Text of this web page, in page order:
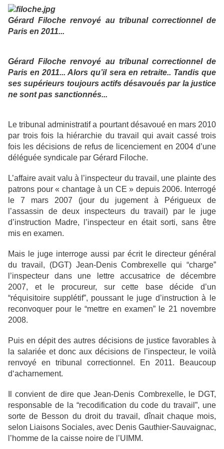
Gérard Filoche renvoyé au tribunal correctionnel de
Paris en 2011...
Gérard Filoche renvoyé au tribunal correctionnel de
Paris en 2011... Alors qu’il sera en retraite.. Tandis que
ses supérieurs toujours actifs désavoués par la justice
ne sont pas sanctionnés...
Le tribunal administratif a pourtant désavoué en mars 2010
par trois fois la hiérarchie du travail qui avait cassé trois
fois les décisions de refus de licenciement en 2004 d’une
déléguée syndicale par Gérard Filoche.
L’affaire avait valu à l’inspecteur du travail, une plainte des
patrons pour « chantage à un CE » depuis 2006. Interrogé
le 7 mars 2007 (jour du jugement à Périgueux de
l’assassin de deux inspecteurs du travail) par le juge
d’instruction Madre, l’inspecteur en était sorti, sans être
mis en examen.
Mais le juge interroge aussi par écrit le directeur général
du travail, (DGT) Jean-Denis Combrexelle qui “charge”
l’inspecteur dans une lettre accusatrice de décembre
2007, et le procureur, sur cette base décide d’un
“réquisitoire supplétif”, poussant le juge d’instruction à le
reconvoquer pour le “mettre en examen” le 21 novembre
2008.
Puis en dépit des autres décisions de justice favorables à
la salariée et donc aux décisions de l’inspecteur, le voilà
renvoyé en tribunal correctionnel. En 2011. Beaucoup
d‘acharnement.
Il convient de dire que Jean-Denis Combrexelle, le DGT,
responsable de la “recodification du code du travail”, une
sorte de Besson du droit du travail, dînait chaque mois,
selon Liaisons Sociales, avec Denis Gauthier-Sauvaignac,
l’homme de la caisse noire de l’UIMM.